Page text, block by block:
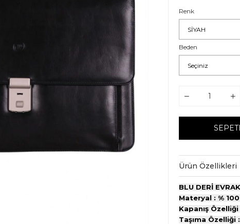
Renk
Beden
Ürün Özellikleri
BLU DERİ
Materyal : %
Kapanış
Taşıma Özelliği